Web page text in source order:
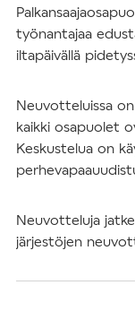
työnantajaa
iltapäivällä
Neuvotteluissa
kaikki osapuolet
Keskustelua on
Neuvotteluja
järjestöjen